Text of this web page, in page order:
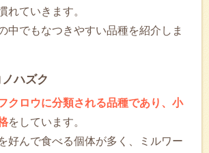
れていきます。
中でもなつきやすい品種を紹介しま
ハズク
クロウに分類される品種であり、小
をしています。
好んで食べる個体が多く、ミルワー